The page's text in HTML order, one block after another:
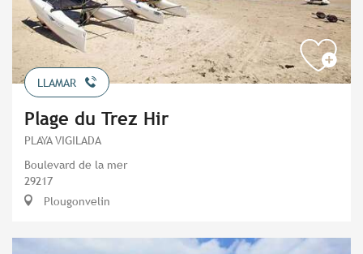
LLAMAR
Plage du Trez Hir
PLAYA VIGILADA
Boulevard de la mer
29217
Plougonvelin